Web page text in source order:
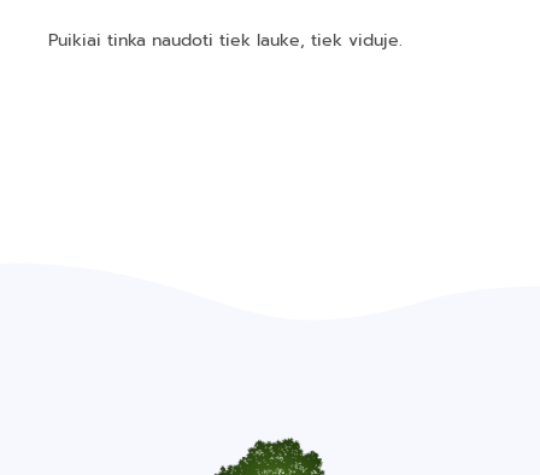
Puikiai tinka naudoti tiek lauke, tiek viduje.